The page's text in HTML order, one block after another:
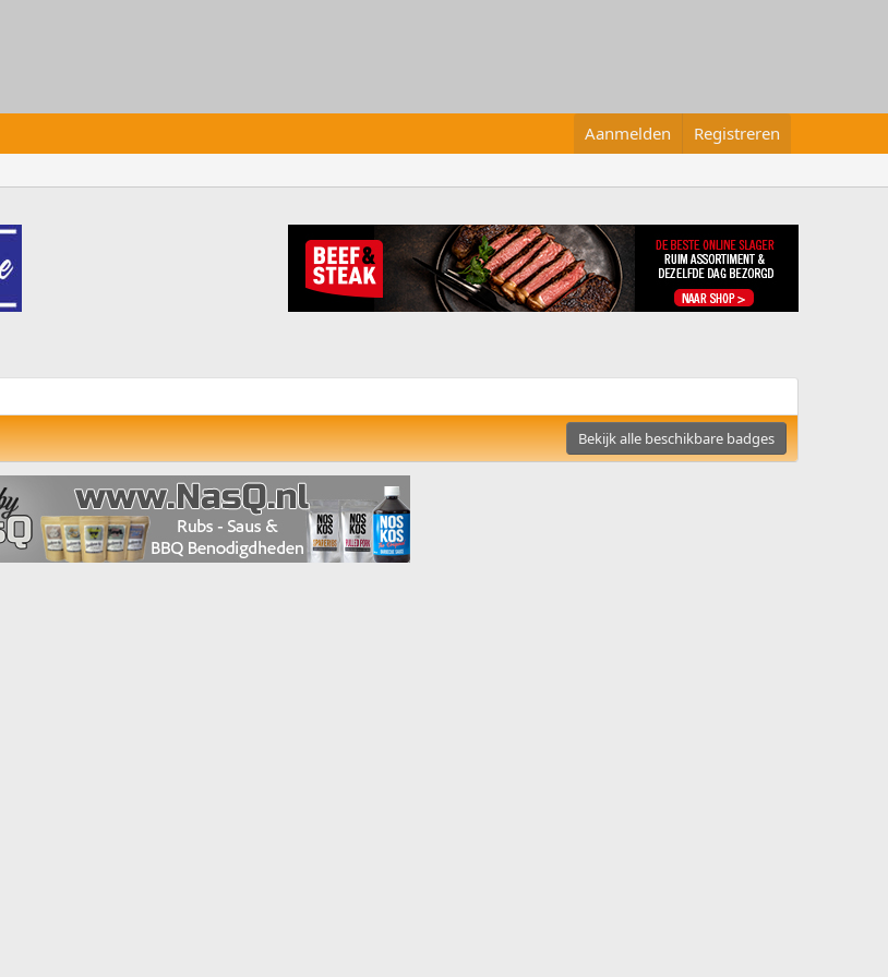
Aanmelden Registreren
Bekijk alle beschikbare badges